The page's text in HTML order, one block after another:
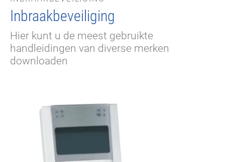
Inbraakbeveiliging
Hier kunt u de meest gebruikte
handleidingen van diverse merken
downloaden